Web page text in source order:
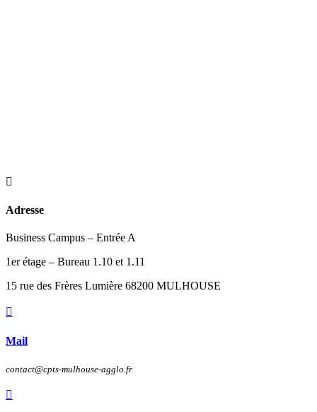

Adresse
Business Campus – Entrée A
1er étage – Bureau 1.10 et 1.11
15 rue des Frères Lumière 68200 MULHOUSE

Mail
contact@cpts-mulhouse-agglo.fr
